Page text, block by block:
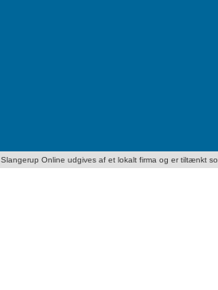
Slangerup Online udgives af et lokalt firma og er tiltænkt